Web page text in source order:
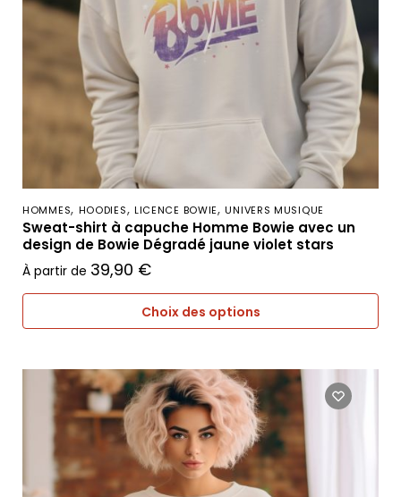
HOMMES, HOODIES, LICENCE BOWIE,UNIVERS MUSIQUE
Sweat-shirt à capuche Homme Bowie avec un
design de Bowie Dégradé jaune violet stars
À partir de 39,90 €
Choix des options